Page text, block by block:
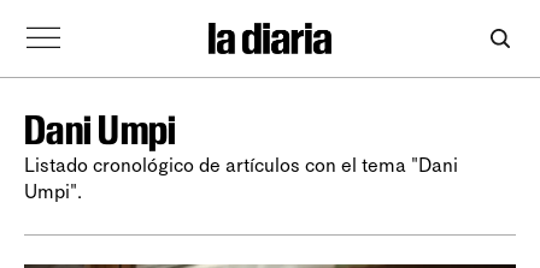
Dani Umpi
Listado cronológico de artículos con el tema "Dani
Umpi".